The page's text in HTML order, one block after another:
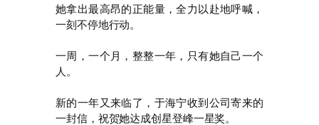
她拿出最高昂的正能量，全力以赴地呼喊，
一刻不停地行动。
一周，一个月，整整一年，只有她自己一个
人。
新的一年又来临了，于海宁收到公司寄来的
一封信，祝贺她达成创星登峰一星奖。